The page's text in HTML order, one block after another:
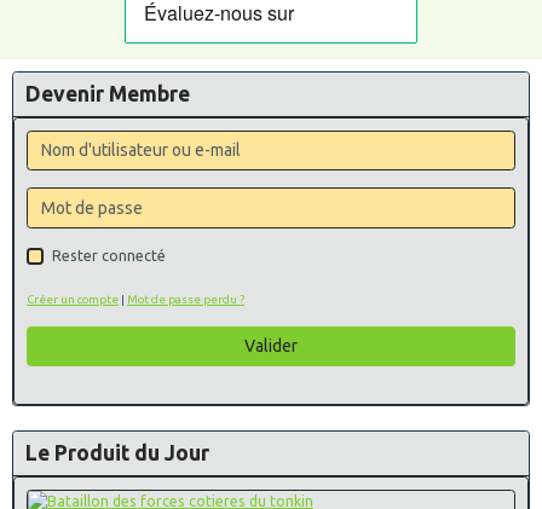
Devenir Membre
Rester connecté
Créer un compte | Mot de passe perdu ?
Valider
Le Produit du Jour